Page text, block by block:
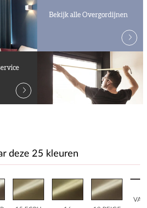
Bekijk alle Overgordijnen
deze 25 kleuren